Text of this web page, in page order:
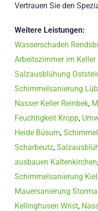
Vertrauen Sie den
Weitere Leistungen:
Wasserschaden
Arbeitszimmer im
Salzausblühung
Schimmelsanierung
Nasser Keller Reinbek,
Feuchtigkeit Kropp,
Heide Büsum,
Scharbeutz,
ausbauen Kaltenkirchen,
Schimmelsanierung Kiel
Mauersanierung
Kellinghusen Wrist,